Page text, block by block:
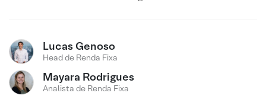
Lucas Genoso
Head de Renda Fixa
Mayara Rodrigues
Analista de Renda Fixa